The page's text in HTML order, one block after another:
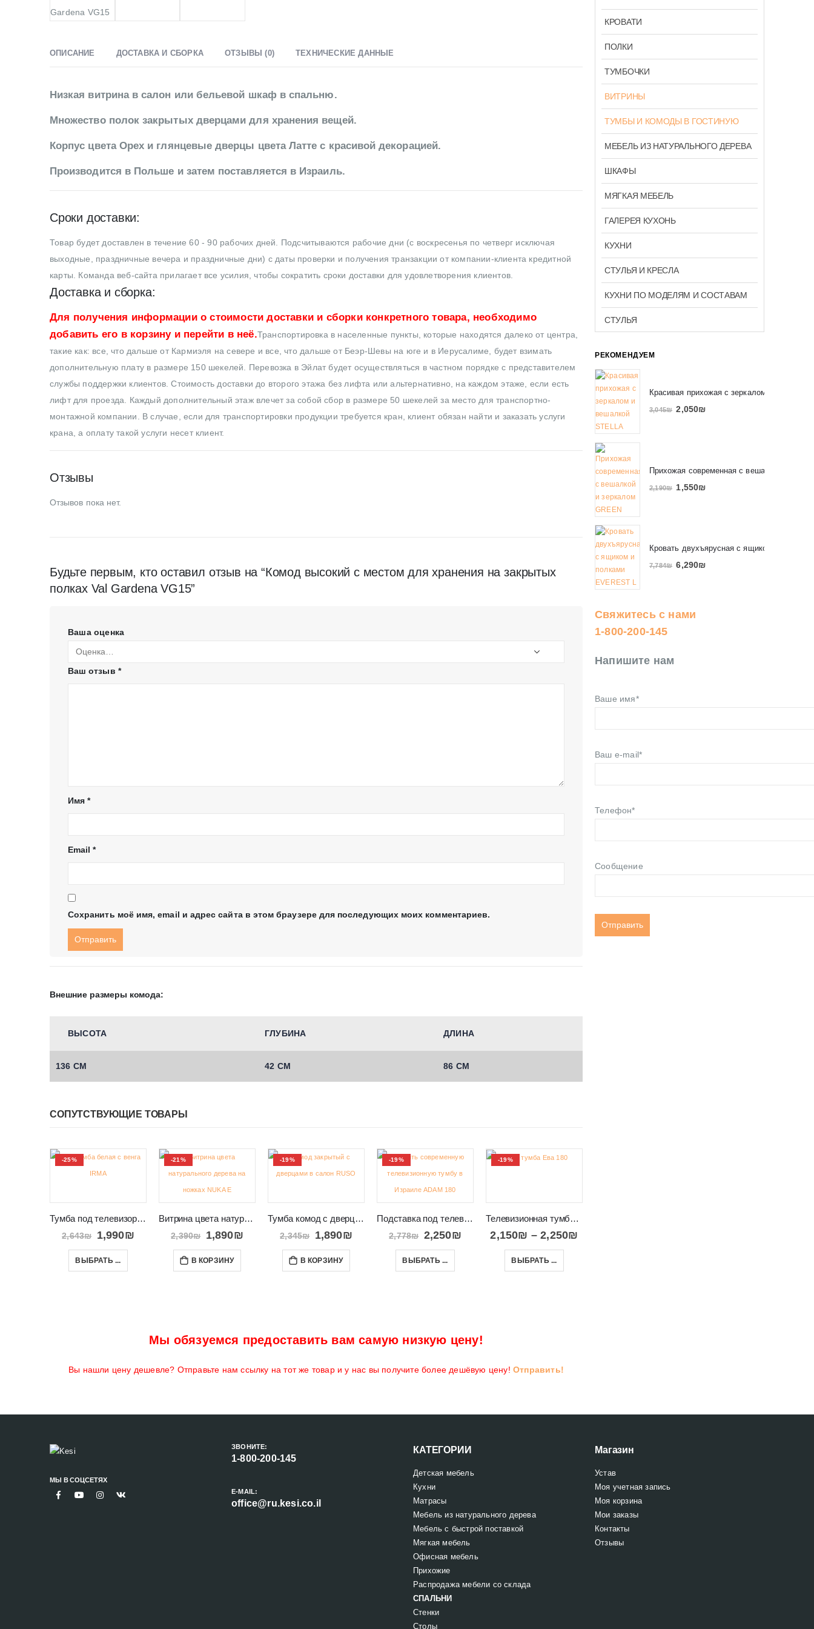
ОПИСАНИЕ ДОСТАВКА И СБОРКА ОТЗЫВЫ (0) ТЕХНИЧЕСКИЕ ДАННЫЕ
Низкая витрина в салон или бельевой шкаф в спальню.
Множество полок закрытых дверцами для хранения вещей.
Корпус цвета Орех и глянцевые дверцы цвета Латте с красивой декорацией.
Производится в Польше и затем поставляется в Израиль.
Сроки доставки:
Товар будет доставлен в течение 60 - 90 рабочих дней. Подсчитываются рабочие дни (с воскресенья по четверг исключая
выходные, праздничные вечера и праздничные дни) с даты проверки и получения транзакции от компании-клиента кредитной
карты. Команда веб-сайта прилагает все усилия, чтобы сократить сроки доставки для удовлетворения клиентов.
Доставка и сборка:
Для получения информации о стоимости доставки и сборки конкретного товара, необходимо
добавить его в корзину и перейти в неё.Транспортировка в населенные пункты, которые находятся далеко от центра,
такие как: все, что дальше от Кармиэля на севере и все, что дальше от Беэр-Шевы на юге и в Иерусалиме, будет взимать
дополнительную плату в размере 150 шекелей. Перевозка в Эйлат будет осуществляться в частном порядке с представителем
службы поддержки клиентов. Стоимость доставки до второго этажа без лифта или альтернативно, на каждом этаже, если есть
лифт для проезда. Каждый дополнительный этаж влечет за собой сбор в размере 50 шекелей за место для транспортно-
монтажной компании. В случае, если для транспортировки продукции требуется кран, клиент обязан найти и заказать услуги
крана, а оплату такой услуги несет клиент.
Отзывы
Отзывов пока нет.
Будьте первым, кто оставил отзыв на “Комод высокий с местом для хранения на закрытых
полках Val Gardena VG15”
Ваша оценка
Ваш отзыв *
Имя*
Email*
Сохранить моё имя, email и адрес сайта в этом браузере для последующих моих комментариев.
Внешние размеры комода:
ВЫСОТА ГЛУБИНА ДЛИНА
136 СМ 42 СМ 86 СМ
СОПУТСТВУЮЩИЕ ТОВАРЫ
-25%
Тумба под телевизор в салон Израиль IRMA
2,643₪ 1,990₪
ВЫБРАТЬ ...
-21%
Витрина цвета натурального дерева на ножках NUKA E
2,390₪ 1,890₪
В КОРЗИНУ
-19%
Тумба комод с дверцами и ящиком RUSO
2,345₪ 1,890₪
В КОРЗИНУ
-19%
Подставка под телевизор для гостиной в Израиле ADAM 180
2,778₪ 2,250₪
ВЫБРАТЬ ...
-19%
Телевизионная тумба с подставкой и местом для консолей Eva 180
2,150₪ –2,250₪
ВЫБРАТЬ ...
Мы обязуемся предоставить вам самую низкую цену!
Вы нашли цену дешевле? Отправьте нам ссылку на тот же товар и у нас вы получите более дешёвую цену! Отправить!
КРОВАТИ
ПОЛКИ
ТУМБОЧКИ
ВИТРИНЫ
ТУМБЫ И КОМОДЫ В ГОСТИНУЮ
МЕБЕЛЬ ИЗ НАТУРАЛЬНОГО ДЕРЕВА
ШКАФЫ
МЯГКАЯ МЕБЕЛЬ
ГАЛЕРЕЯ КУХОНЬ
КУХНИ
СТУЛЬЯ И КРЕСЛА
КУХНИ ПО МОДЕЛЯМ И СОСТАВАМ
СТУЛЬЯ
РЕКОМЕНДУЕМ
Красивая прихожая с зеркалом и вешалкой
3,045₪ 2,050₪
Прихожая современная с вешалкой и
2,190₪ 1,550₪
Кровать двухъярусная с ящиком и
7,784₪ 6,290₪
Свяжитесь с нами
1-800-200-145
Напишите нам
Ваше имя*
Ваш e-mail*
Телефон*
Сообщение
МЫ В СОЦСЕТЯХ
ЗВОНИТЕ:
1-800-200-145
E-MAIL:
office@ru.kesi.co.il
КАТЕГОРИИ
Детская мебель
Кухни
Матрасы
Мебель из натурального дерева
Мебель с быстрой поставкой
Мягкая мебель
Офисная мебель
Прихожие
Распродажа мебели со склада
СПАЛЬНИ
Стенки
Столы
Магазин
Устав
Моя учетная запись
Моя корзина
Мои заказы
Контакты
Отзывы